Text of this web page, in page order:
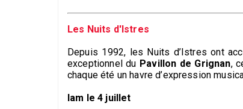
Les Nuits d'Istres
Depuis 1992, les Nuits d’Istres ont
exceptionnel du Pavillon de Grignan,
chaque été un havre d’expression
Iam le 4 juillet